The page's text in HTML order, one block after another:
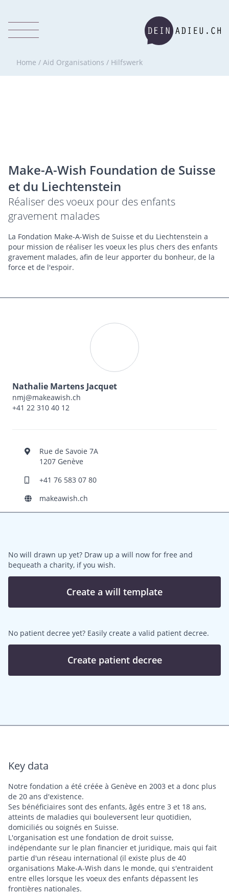
Home / Aid Organisations / Hilfswerk
Make-A-Wish Foundation de Suisse
et du Liechtenstein
Réaliser des voeux pour des enfants
gravement malades
La Fondation Make-A-Wish de Suisse et du Liechtenstein a
pour mission de réaliser les voeux les plus chers des enfants
gravement malades, afin de leur apporter du bonheur, de la
force et de l'espoir.
Nathalie Martens Jacquet
nmj@makeawish.ch
+41 22 310 40 12
Rue de Savoie 7A
1207 Genève
+41 76 583 07 80
makeawish.ch
No will drawn up yet? Draw up a will now for free and
bequeath a charity, if you wish.
Create a will template
No patient decree yet? Easily create a valid patient decree.
Create patient decree
Key data
Notre fondation a été créée à Genève en 2003 et a donc plus
de 20 ans d'existence.
Ses bénéficiaires sont des enfants, âgés entre 3 et 18 ans,
atteints de maladies qui bouleversent leur quotidien,
domiciliés ou soignés en Suisse.
L'organisation est une fondation de droit suisse,
indépendante sur le plan financier et juridique, mais qui fait
partie d'un réseau international (il existe plus de 40
organisations Make-A-Wish dans le monde, qui s'entraident
entre elles lorsque les voeux des enfants dépassent les
frontières nationales.